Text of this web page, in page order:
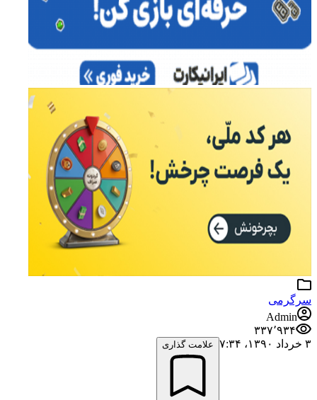
سرگرمی
Admin
۳۳۷٬۹۳۴
۳ خرداد ۱۳۹۰،‏ ۷:۳۴
علامت گذاری